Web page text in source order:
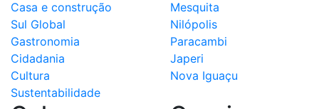
Casa e construção
Sul Global
Gastronomia
Cidadania
Cultura
Sustentabilidade
Mesquita
Nilópolis
Paracambi
Japeri
Nova Iguaçu